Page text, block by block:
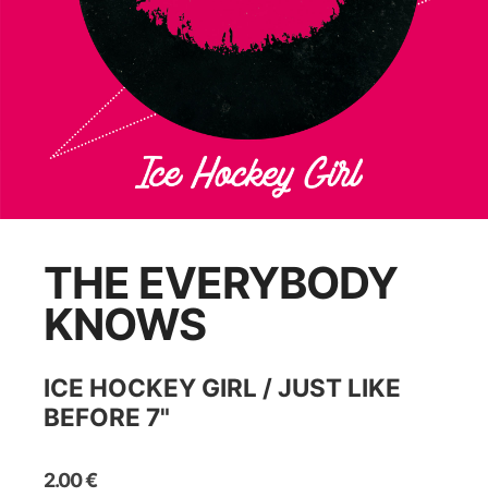
THE EVERYBODY
KNOWS
ICE HOCKEY GIRL / JUST LIKE
BEFORE 7"
2.00€